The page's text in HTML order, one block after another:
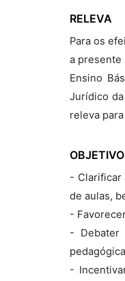
RELEVA
Para os
a presente
Ensino
Jurídico
releva
- Clarificar
de aulas,
-
- Debater
-